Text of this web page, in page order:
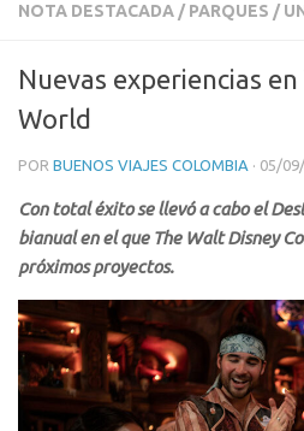
NOTA DESTACADA / PARQUES /
Nuevas experiencias
World
POR BUENOS VIAJES COLOMBIA · 05/
Con total éxito se llevó a cabo el
bianual en el que The Walt Disney
próximos proyectos.